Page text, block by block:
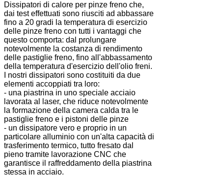
Dissipatori di calore per pinze freno che,
dai test effettuati sono riusciti ad abbassare
fino a 20 gradi la temperatura di esercizio
delle pinze freno con tutti i vantaggi che
questo comporta: dal prolungare
notevolmente la costanza di rendimento
delle pastiglie freno, fino all'abbassamento
della temperatura d'esercizio dell'olio freni.
I nostri dissipatori sono costituiti da due
elementi accoppiati tra loro:
- una piastrina in uno speciale acciaio
lavorata al laser, che riduce notevolmente
la formazione della camera calda tra le
pastiglie freno e i pistoni delle pinze
- un dissipatore vero e proprio in un
particolare alluminio con un'alta capacità di
trasferimento termico, tutto fresato dal
pieno tramite lavorazione CNC che
garantisce il raffreddamento della piastrina
stessa in acciaio.